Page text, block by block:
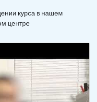
курса в нашем
центре